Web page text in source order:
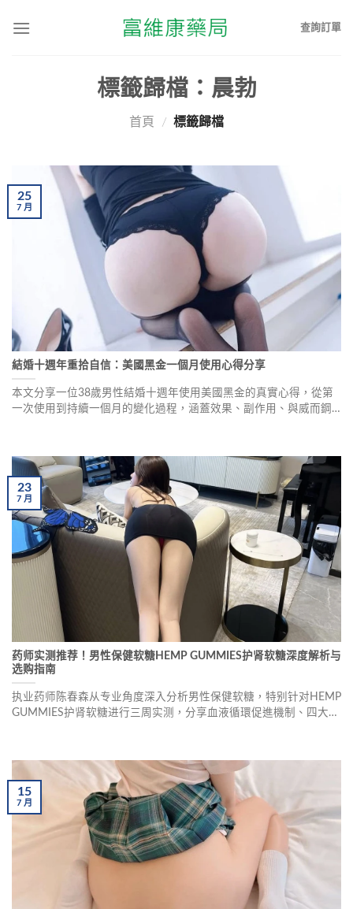
查詢訂單
標籤歸檔： 晨勃
首頁 / 標籤歸檔
結婚十週年重拾自信：美國黑金一個月使用心得分享
本文分享一位38歲男性結婚十週年使用美國黑金的真實心得，從第
一次使用到持續一個月的變化過程，涵蓋效果、副作用、與威而鋼
25
7月
药师实测推荐！男性保健软糖HEMP GUMMIES护肾软糖深度解析与
选购指南
执业药师陈春森从专业角度深入分析男性保健软糖，特别针对HEMP
GUMMIES护肾软糖进行三周实测，分享血液循環促進機制、四大產
23
7月
15
7月